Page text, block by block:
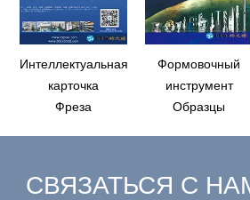
Интеллектуальная
карточка
Фреза
Формовочный
инструмент
Образцы
СВЯЗАТЬСЯ С